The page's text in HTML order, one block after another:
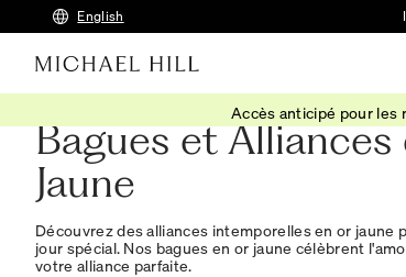
English
Accès anticipé pour
Bagues et
Jaune
Découvrez des alliances intemporelles en or jaune
jour spécial. Nos bagues en or jaune célèbrent
votre alliance parfaite.